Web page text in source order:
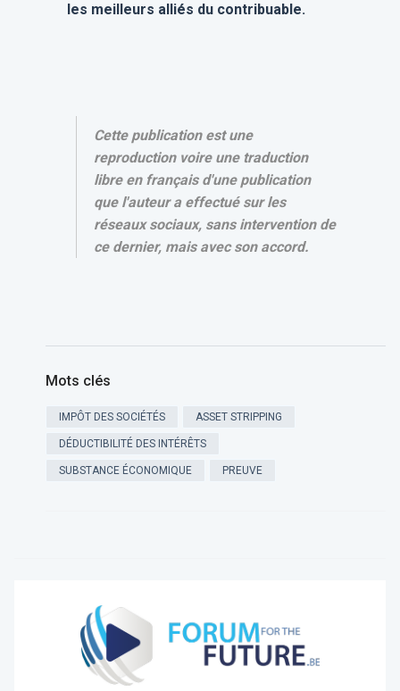
les meilleurs alliés du contribuable.
Cette publication est une
reproduction voire une traduction
libre en français d'une publication
que l'auteur a effectué sur les
réseaux sociaux, sans intervention de
ce dernier, mais avec son accord.
Mots clés
IMPÔT DES SOCIÉTÉS ASSET STRIPPING
DÉDUCTIBILITÉ DES INTÉRÊTS
SUBSTANCE ÉCONOMIQUE PREUVE